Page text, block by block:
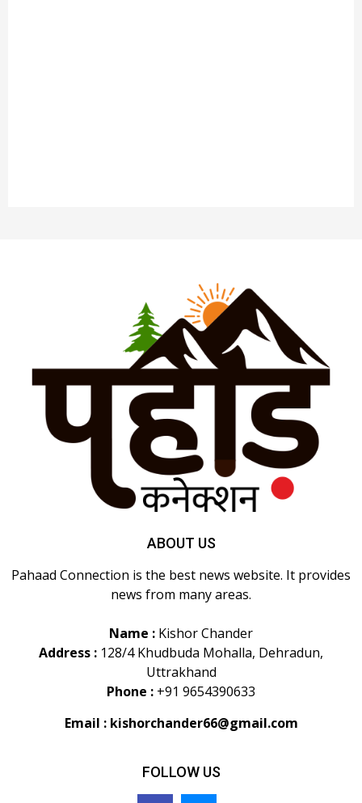
ABOUT US
Pahaad Connection is the best news website. It provides
news from many areas.
Name : Kishor Chander
Address : 128/4 Khudbuda Mohalla, Dehradun,
Uttrakhand
Phone : +91 9654390633
Email : kishorchander66@gmail.com
FOLLOW US